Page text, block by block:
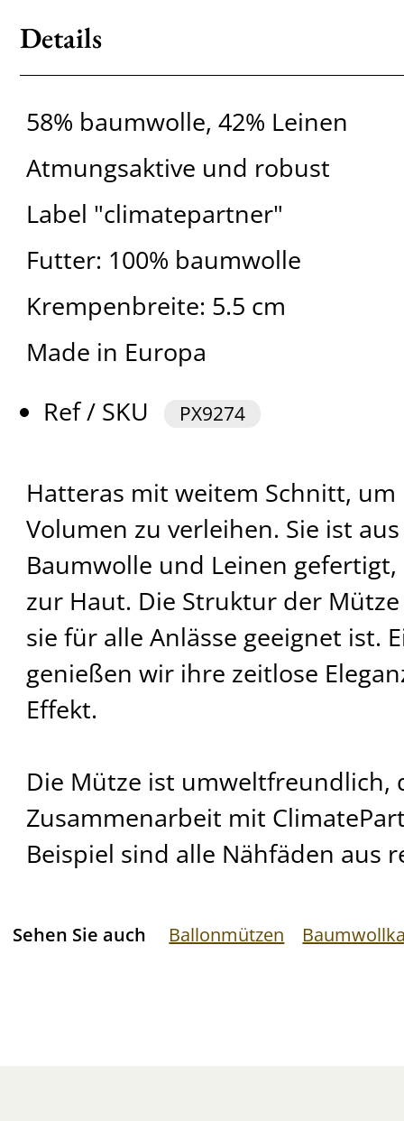
Details
58% baumwolle, 42% Leinen
Atmungsaktive und robust
Label "climatepartner"
Futter: 100% baumwolle
Krempenbreite: 5.5 cm
Made in Europa
Ref / SKU
PX9274
Hatteras mit weitem Schnitt, um
Volumen zu verleihen. Sie ist
Baumwolle und Leinen
zur Haut. Die Struktur der
sie für alle Anlässe geeignet ist.
genießen wir ihre zeitlose
Effekt.
Die Mütze ist umweltfreundlich,
Zusammenarbeit mit
Beispiel sind alle Nähfäden aus
Sehen Sie auch Ballonmützen